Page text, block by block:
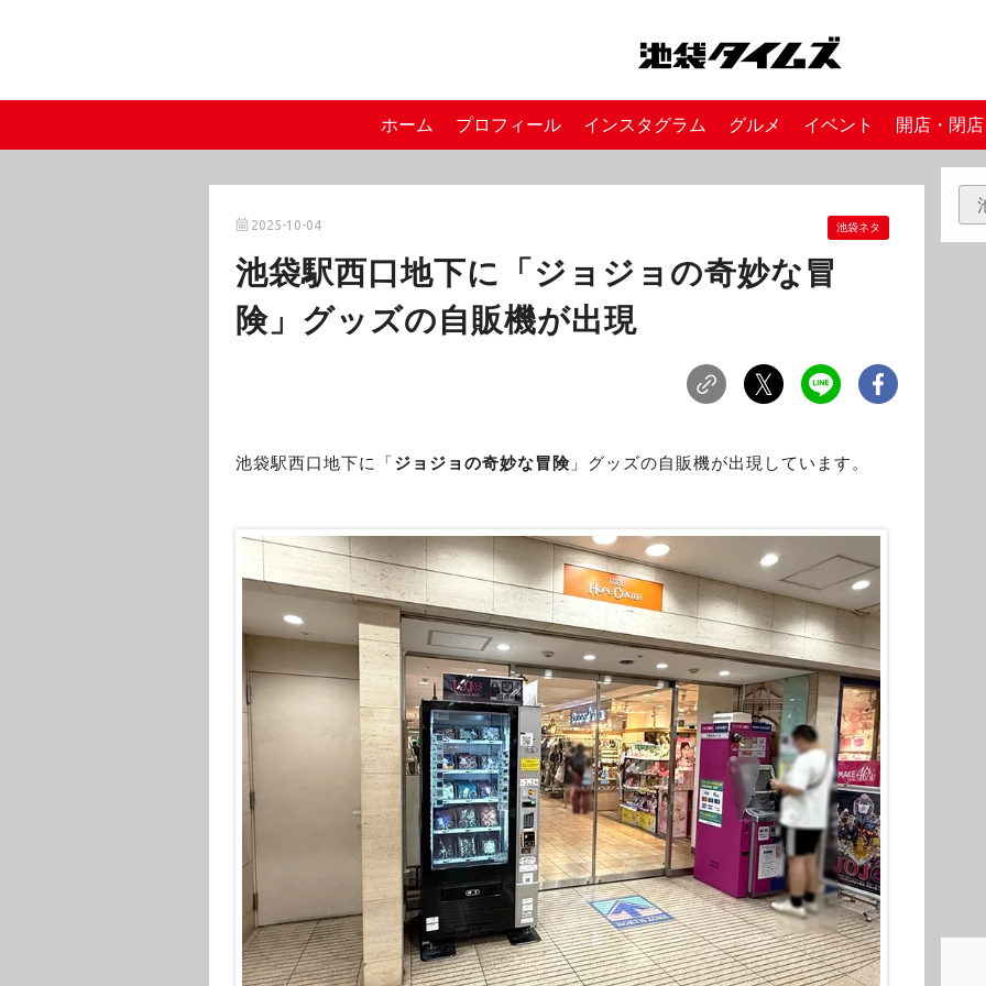
ホーム プロフィール インスタグラム グルメ イベント 開店・閉店
2025-10-04 池袋ネタ
池袋駅西口地下に「ジョジョの奇妙な冒
険」グッズの自販機が出現
池袋駅西口地下に「ジョジョの奇妙な冒険」グッズの自販機が出現しています。